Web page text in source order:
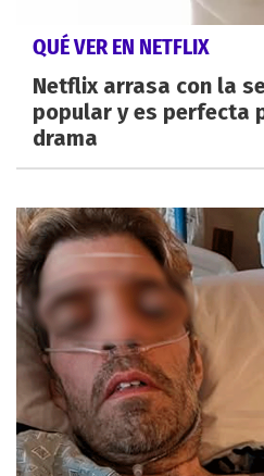
QUÉ VER EN NETFLIX
Netflix arrasa con la
popular y es perfecta
drama